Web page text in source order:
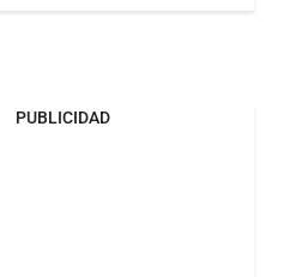
PUBLICIDAD